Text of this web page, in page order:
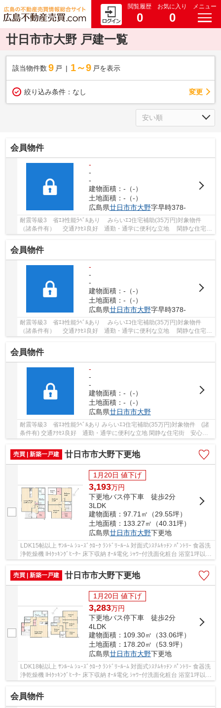
閲覧履歴
0
お気に入り
0
メニュー
廿日市市大野 戸建一覧
該当物件数 9 戸 1～9 戸を表示
絞り込み条件： なし 変更
会員物件
-
-
-
建物面積：-（-）
土地面積：-（-）
広島県廿日市市大野字早時378-
耐震等級3 省ｴﾈ性能ﾗﾍﾞﾙあり みらいｴｺ住宅補助(35万円)対象物件
（諸条件有） 交通ｱｸｾｽ良好 通勤・通学に便利な立地 閑静な住宅
会員物件
-
-
-
建物面積：-（-）
土地面積：-（-）
広島県廿日市市大野字早時378-
耐震等級3 省ｴﾈ性能ﾗﾍﾞﾙあり みらいｴｺ住宅補助(35万円)対象物件
（諸条件有） 交通ｱｸｾｽ良好 通勤・通学に便利な立地 閑静な住宅
会員物件
-
-
-
建物面積：-（-）
土地面積：-（-）
広島県廿日市市大野
耐震等級3 省ｴﾈ性能ﾗﾍﾞﾙあり みらいｴｺ住宅補助(35万円)対象物件 (諸
条件有) 交通ｱｸｾｽ良好 通勤・通学に便利な立地 閑静な住宅街 安心のｵ
売買 | 新築一戸建
廿日市市大野下更地
1月20日 値下げ
3,193万円
下更地バス停下車 徒歩2分
3LDK
建物面積：97.71㎡（29.55坪）
土地面積：133.27㎡（40.31坪）
広島県廿日市市大野下更地
LDK15帖以上 ｻﾝﾙｰﾑ ｼｭｰｽﾞｸﾛｰｸ ﾗﾝﾄﾞﾘｰﾙｰﾑ 対面式ｼｽﾃﾑｷｯﾁﾝ ﾊﾟﾝﾄﾘｰ 食器洗
浄乾燥機 IHｸｯｷﾝｸﾞﾋｰﾀｰ 床下収納 ｵｰﾙ電化 ｼｬﾜｰ付洗面化粧台 浴室1坪以上
TVﾓﾆﾀｰ付ｲﾝﾀｰﾎﾝ ｴｺｷｭｰﾄ 大野東小学校徒...
売買 | 新築一戸建
廿日市市大野下更地
1月20日 値下げ
3,283万円
下更地バス停下車 徒歩2分
4LDK
建物面積：109.30㎡（33.06坪）
土地面積：178.20㎡（53.9坪）
広島県廿日市市大野下更地
LDK18帖以上 ｻﾝﾙｰﾑ ｼｭｰｽﾞｸﾛｰｸ ﾗﾝﾄﾞﾘｰﾙｰﾑ 対面式ｼｽﾃﾑｷｯﾁﾝ ﾊﾟﾝﾄﾘｰ 食器洗
浄乾燥機 IHｸｯｷﾝｸﾞﾋｰﾀｰ 床下収納 ｵｰﾙ電化 ｼｬﾜｰ付洗面化粧台 浴室1坪以上
TVﾓﾆﾀｰ付ｲﾝﾀｰﾎﾝ ｴｺｷｭｰﾄ 大野東小学校徒...
会員物件